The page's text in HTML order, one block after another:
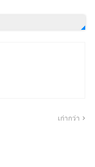
เก่ากว่า